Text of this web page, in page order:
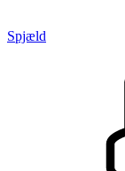
Spjæld